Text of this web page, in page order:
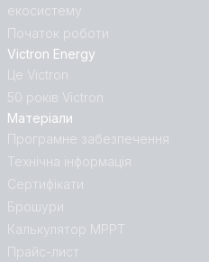
екосистему
Початок роботи
Victron Energy
Це Victron
50 років Victron
Матеріали
Програмне забезпечення
Технічна інформація
Сертифікати
Брошури
Калькулятор MPPT
Прайс-лист